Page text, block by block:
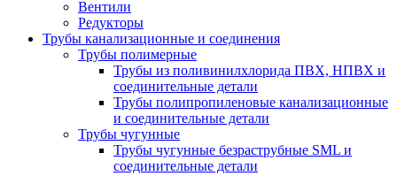
Вентили
Редукторы
Трубы канализационные и соединения
Трубы полимерные
Трубы из поливинилхлорида ПВХ, НПВХ и
соединительные детали
Трубы полипропиленовые канализационные
и соединительные детали
Трубы чугунные
Трубы чугунные безраструбные SML и
соединительные детали